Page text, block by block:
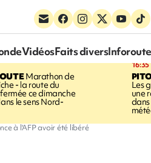
VidéosFaits divers
Marathon de
- la route du
ce dimanche
le sens Nord-
16:35
Les
une
à l'AFP avoir été libéré